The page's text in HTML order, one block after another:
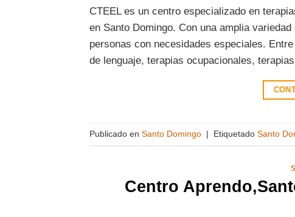
CTEEL es un centro especializado en
en Santo Domingo. Con una amplia
personas con necesidades especiales.
de lenguaje, terapias ocupacionales,
Publicado en Santo Domingo Etiquetado Santo
Centro